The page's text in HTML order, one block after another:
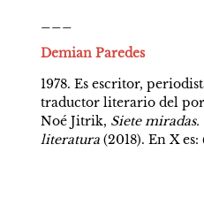
Demian Paredes
1978. Es escritor,
traductor literario del
Noé Jitrik, Siete
literatura (2018). En X